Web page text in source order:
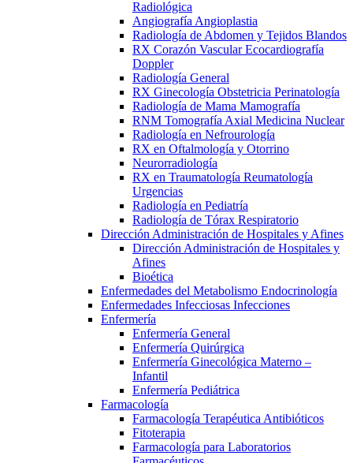
Radiológica
Angiografía Angioplastia
Radiología de Abdomen y Tejidos Blandos
RX Corazón Vascular Ecocardiografía
Doppler
Radiología General
RX Ginecología Obstetricia Perinatología
Radiología de Mama Mamografía
RNM Tomografía Axial Medicina Nuclear
Radiología en Nefrourología
RX en Oftalmología y Otorrino
Neurorradiología
RX en Traumatología Reumatología
Urgencias
Radiología en Pediatría
Radiología de Tórax Respiratorio
Dirección Administración de Hospitales y Afines
Dirección Administración de Hospitales y
Afines
Bioética
Enfermedades del Metabolismo Endocrinología
Enfermedades Infecciosas Infecciones
Enfermería
Enfermería General
Enfermería Quirúrgica
Enfermería Ginecológica Materno –
Infantil
Enfermería Pediátrica
Farmacología
Farmacología Terapéutica Antibióticos
Fitoterapia
Farmacología para Laboratorios